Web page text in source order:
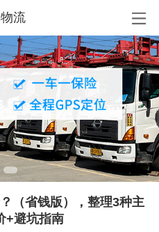
流
（省钱版），整理3种主
+避坑指南